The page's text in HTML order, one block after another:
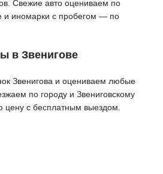
Свежие авто оцениваем по
и иномарки с пробегом — по
в Звенигове
Звенигова и оцениваем любые
по городу и Звениговскому
цену с бесплатным выездом.